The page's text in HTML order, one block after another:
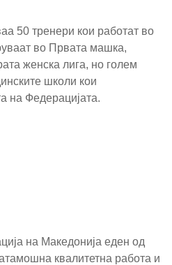
50 тренери кои работат во
во Првата машка,
женска лига, но голем
школи кои
на Федерацијата.
на Македонија еден од
квалитетна работа и